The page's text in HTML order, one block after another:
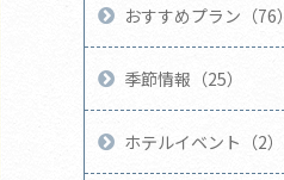
おすすめプラン（76）
季節情報（25）
ホテルイベント（2）